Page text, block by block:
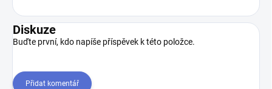
Diskuze
Buďte první, kdo napíše příspěvek k této položce.
Přidat komentář